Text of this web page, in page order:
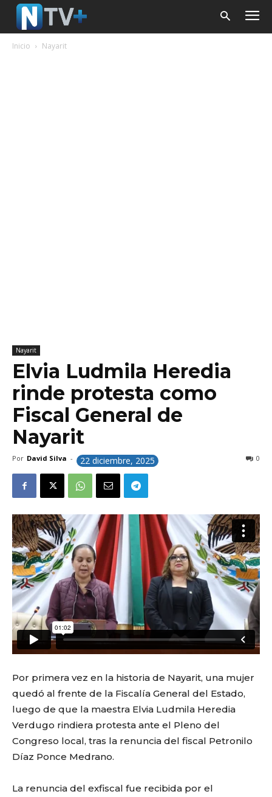
Inicio Nayarit
Nayarit
Elvia Ludmila Heredia
rinde protesta como
Fiscal General de
Nayarit
Por David Silva - 22 diciembre, 2025 0
Por primera vez en la historia de Nayarit, una mujer
quedó al frente de la Fiscalía General del Estado,
luego de que la maestra Elvia Ludmila Heredia
Verdugo rindiera protesta ante el Pleno del
Congreso local, tras la renuncia del fiscal Petronilo
Díaz Ponce Medrano.
La renuncia del exfiscal fue recibida por el